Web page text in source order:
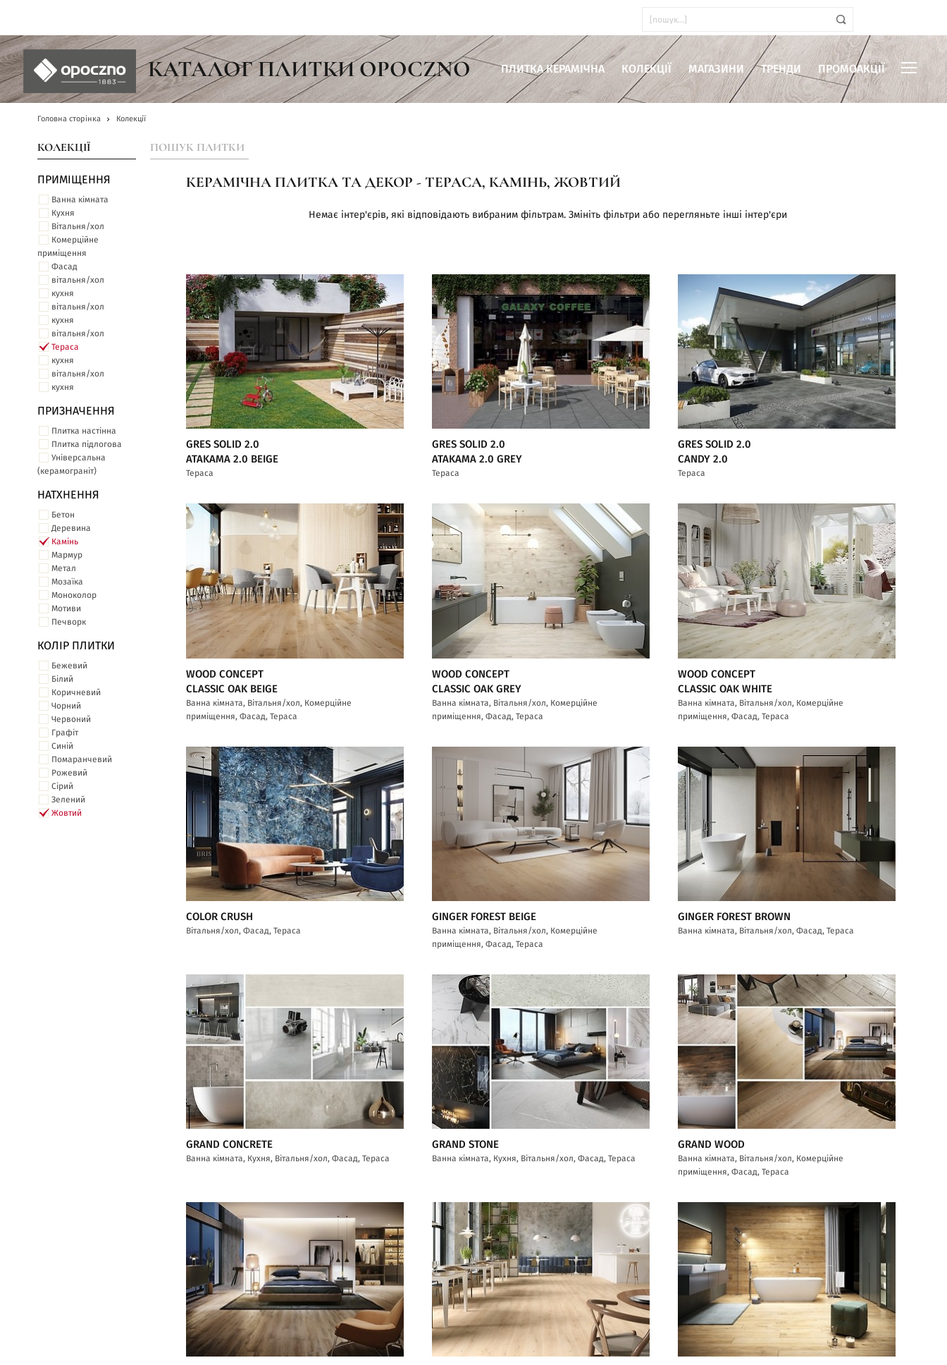
ПЛИТКА КЕРАМІЧНА КОЛЕКЦІЇ
Плитка для вітальні
Плитка для комерційних приміщень
МАГАЗИНИ ТРЕНДИ ПРОМОАКЦІЇ
КАТАЛОГ ПЛИТКИ OPOCZNO
Головна сторінка Колекції
КОЛЕКЦІЇ ПОШУК ПЛИТКИ
ПРИМІЩЕННЯ
Ванна кімната
Кухня
Вітальня/хол
Комерційне
приміщення
Фасад
вітальня/хол
кухня
вітальня/хол
кухня
вітальня/хол
Тераса
кухня
вітальня/хол
кухня
ПРИЗНАЧЕННЯ
Плитка настінна
Плитка підлогова
Універсальна
(керамограніт)
НАТХНЕННЯ
Бетон
Деревина
Камінь
Мармур
Метал
Мозаїка
Моноколор
Мотиви
Печворк
КОЛІР ПЛИТКИ
Бежевий
Білий
Коричневий
Чорний
Червоний
Графіт
Синій
Помаранчевий
Рожевий
Сірий
Зелений
Жовтий
КЕРАМІЧНА ПЛИТКА ТА ДЕКОР - ТЕРАСА, КАМІНЬ, ЖОВТИЙ
Немає інтер'єрів, які відповідають вибраним фільтрам. Змініть фільтри або перегляньте інші інтер'єри
GRES SOLID 2.0
ATAKAMA 2.0 BEIGE
Тераса
GRES SOLID 2.0
ATAKAMA 2.0 GREY
Тераса
GRES SOLID 2.0
CANDY 2.0
Тераса
WOOD CONCEPT
CLASSIC OAK BEIGE
Ванна кімната, Вітальня/хол, Комерційне
приміщення, Фасад, Тераса
WOOD CONCEPT
CLASSIC OAK GREY
Ванна кімната, Вітальня/хол, Комерційне
приміщення, Фасад, Тераса
WOOD CONCEPT
CLASSIC OAK WHITE
Ванна кімната, Вітальня/хол, Комерційне
приміщення, Фасад, Тераса
COLOR CRUSH
Вітальня/хол, Фасад, Тераса
GINGER FOREST BEIGE
Ванна кімната, Вітальня/хол, Комерційне
приміщення, Фасад, Тераса
GINGER FOREST BROWN
Ванна кімната, Вітальня/хол, Фасад, Тераса
GRAND CONCRETE
Ванна кімната, Кухня, Вітальня/хол, Фасад, Тераса
GRAND STONE
Ванна кімната, Кухня, Вітальня/хол, Фасад, Тераса
GRAND WOOD
Ванна кімната, Вітальня/хол, Комерційне
приміщення, Фасад, Тераса